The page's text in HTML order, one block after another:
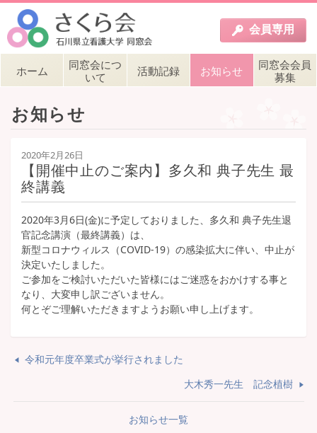
会員専用
ホーム
同窓会につ
いて
活動記録 お知らせ
同窓会会員
募集
お知らせ
2020年2月26日
【開催中止のご案内】多久和 典子先生 最
終講義
2020年3月6日(金)に予定しておりました、多久和 典子先生退
官記念講演（最終講義）は、
新型コロナウィルス（COVID-19）の感染拡大に伴い、中止が
決定いたしました。
ご参加をご検討いただいた皆様にはご迷惑をおかけする事と
なり、大変申し訳ございません。
何とぞご理解いただきますようお願い申し上げます。
令和元年度卒業式が挙行されました
大木秀一先生 記念植樹
お知らせ一覧